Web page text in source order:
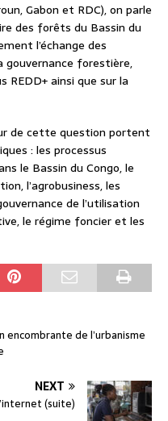
Gabon et RDC), on parle
des forêts du Bassin du
l’échange des
forestière,
REDD+ ainsi que sur la
de cette question portent
: les processus
le Bassin du Congo, le
l’agrobusiness, les
de l’utilisation
le régime foncier et les
encombrante de l’urbanisme
NEXT
(suite)